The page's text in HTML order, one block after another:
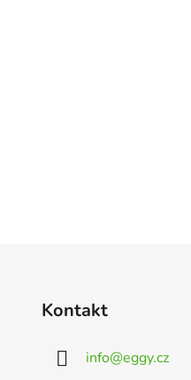
Kontakt
info@eggy.cz